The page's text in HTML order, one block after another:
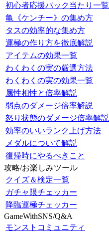
初心者応援パック当たり一覧
亀《ケンチー》の集め方
タスの効率的な集め方
運極の作り方を徹底解説
アイテムの効果一覧
わくわくの実の厳選方法
わくわくの実の効果一覧
属性相性と倍率解説
弱点のダメージ倍率解説
怒り状態のダメージ倍率解説
効率のいいランク上げ方法
メダルについて解説
復帰時にやるべきこと
攻略/お楽しみツール
クイズ＆検定一覧
ガチャ限チェッカー
降臨運極チェッカー
GameWithSNS/Q&A
モンストコミュニティ